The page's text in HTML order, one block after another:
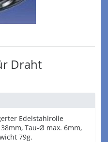
Draht
Edelstahlrolle
Tau-Ø max. 6mm,
79g.